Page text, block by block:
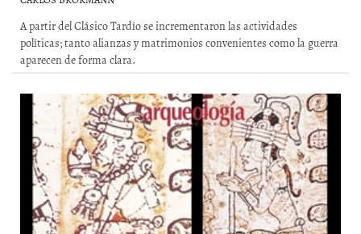
A partir del Clásico Tardío se incrementaron las actividades
políticas; tanto alianzas y matrimonios convenientes como la guerra
aparecen de forma clara.